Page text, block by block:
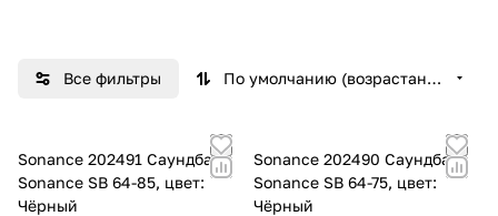
Все фильтры По умолчанию (возрастание)
Sonance 202491 Саундбар
Sonance SB 64-85, цвет:
Чёрный
Sonance 202490 Саундбар
Sonance SB 64-75, цвет:
Чёрный